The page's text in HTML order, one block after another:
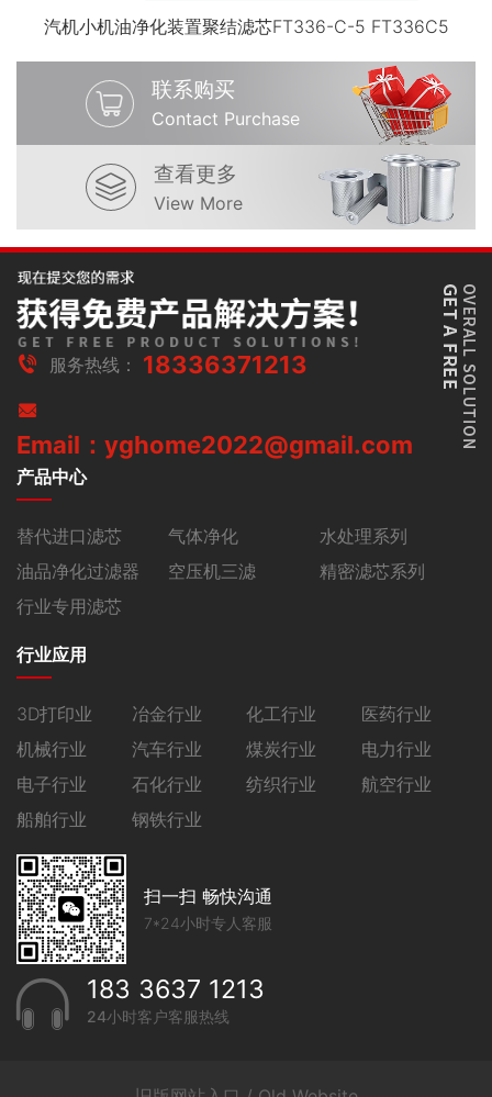
汽机小机油净化装置聚结滤芯FT336-C-5 FT336C5
联系购买
Contact Purchase
查看更多
View More
服务热线： 18336371213
Email：yghome2022@gmail.com
产品中心
替代进口滤芯 气体净化
水处理系列
油品净化过滤器
空压机三滤
精密滤芯系列
行业专用滤芯
行业应用
3D打印业 冶金行业 化工行业
医药行业
机械行业
汽车行业 煤炭行业
电力行业
电子行业
石化行业 纺织行业
航空行业
船舶行业
钢铁行业
扫一扫 畅快沟通
7*24小时专人客服
183 3637 1213
24小时客户客服热线